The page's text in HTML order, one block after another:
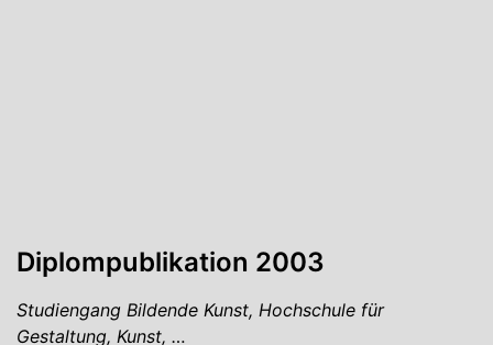
Diplompublikation 2003
Studiengang Bildende Kunst, Hochschule für
Gestaltung, Kunst, …